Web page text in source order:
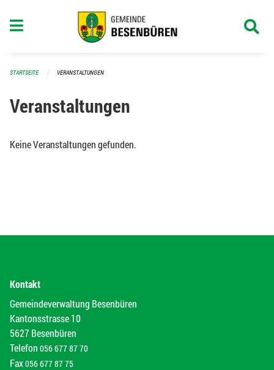
STARTSEITE VERANSTALTUNGEN
Veranstaltungen
Keine Veranstaltungen gefunden.
Kontakt
Gemeindeverwaltung Besenbüren
Kantonsstrasse 10
5627 Besenbüren
Telefon 056 677 87 70
Fax056 677 87 75